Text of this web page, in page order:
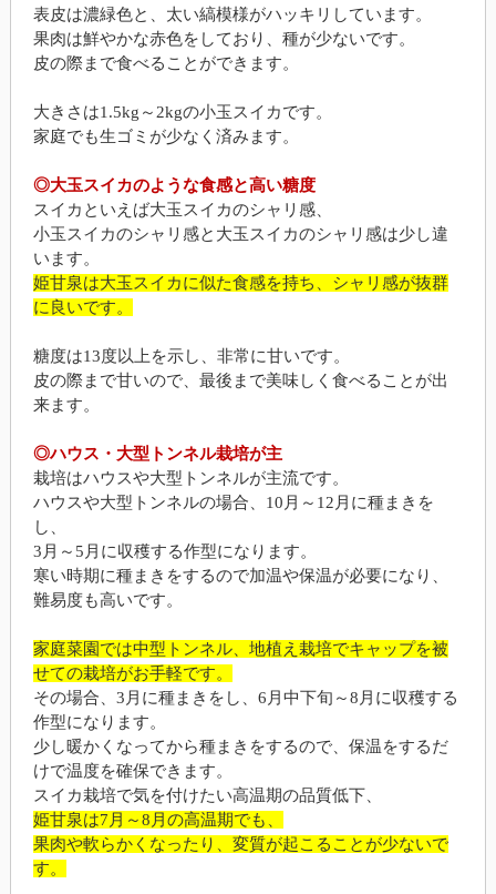
表皮は濃緑色と、太い縞模様がハッキリしています。
果肉は鮮やかな赤色をしており、種が少ないです。
皮の際まで食べることができます。
大きさは1.5kg～2kgの小玉スイカです。
家庭でも生ゴミが少なく済みます。
◎大玉スイカのような食感と高い糖度
スイカといえば大玉スイカのシャリ感、
小玉スイカのシャリ感と大玉スイカのシャリ感は少し違
います。
姫甘泉は大玉スイカに似た食感を持ち、シャリ感が抜群
に良いです。
糖度は13度以上を示し、非常に甘いです。
皮の際まで甘いので、最後まで美味しく食べることが出
来ます。
◎ハウス・大型トンネル栽培が主
栽培はハウスや大型トンネルが主流です。
ハウスや大型トンネルの場合、10月～12月に種まきを
し、
3月～5月に収穫する作型になります。
寒い時期に種まきをするので加温や保温が必要になり、
難易度も高いです。
家庭菜園では中型トンネル、地植え栽培でキャップを被
せての栽培がお手軽です。
その場合、3月に種まきをし、6月中下旬～8月に収穫する
作型になります。
少し暖かくなってから種まきをするので、保温をするだ
けで温度を確保できます。
スイカ栽培で気を付けたい高温期の品質低下、
姫甘泉は7月～8月の高温期でも、
果肉や軟らかくなったり、変質が起こることが少ないで
す。